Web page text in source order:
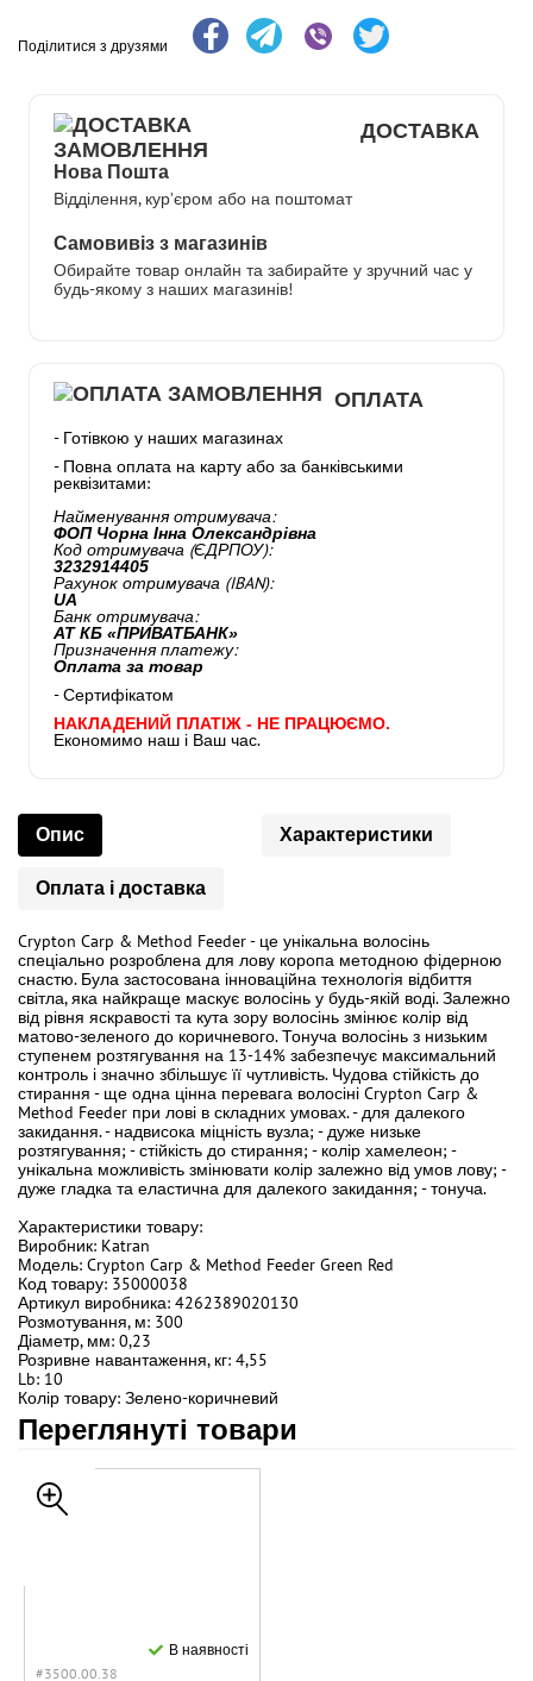
Поділитися з друзями
ДОСТАВКА
Нова Пошта
Відділення, кур’єром або на поштомат
Самовивіз з магазинів
Обирайте товар онлайн та забирайте у зручний час у
будь-якому з наших магазинів!
ОПЛАТА
- Готівкою у наших магазинах
- Повна оплата на карту або за банківськими
реквізитами:
Найменування отримувача:
ФОП Чорна Інна Олександрівна
Код отримувача (ЄДРПОУ):
3232914405
Рахунок отримувача (IBAN):
UA
Банк отримувача:
АТ КБ «ПРИВАТБАНК»
Призначення платежу:
Оплата за товар
- Сертифікатом
НАКЛАДЕНИЙ ПЛАТІЖ - НЕ ПРАЦЮЄМО.
Економимо наш і Ваш час.
Опис Характеристики
Оплата і доставка
Crypton Carp & Method Feeder - це унікальна волосінь
спеціально розроблена для лову коропа методною фідерною
снастю. Була застосована інноваційна технологія відбиття
світла, яка найкраще маскує волосінь у будь-якій воді. Залежно
від рівня яскравості та кута зору волосінь змінює колір від
матово-зеленого до коричневого. Тонуча волосінь з низьким
ступенем розтягування на 13-14% забезпечує максимальний
контроль і значно збільшує її чутливість. Чудова стійкість до
стирання - ще одна цінна перевага волосіні Crypton Carp &
Method Feeder при лові в складних умовах. - для далекого
закидання. - надвисока міцність вузла; - дуже низьке
розтягування; - стійкість до стирання; - колір хамелеон; -
унікальна можливість змінювати колір залежно від умов лову; -
дуже гладка та еластична для далекого закидання; - тонуча.
Характеристики товару:
Виробник: Katran
Модель: Crypton Carp & Method Feeder Green Red
Код товару: 35000038
Артикул виробника: 4262389020130
Розмотування, м: 300
Діаметр, мм: 0,23
Розривне навантаження, кг: 4,55
Lb: 10
Колір товару: Зелено-коричневий
Переглянуті товари
#3500.00.38
В наявності